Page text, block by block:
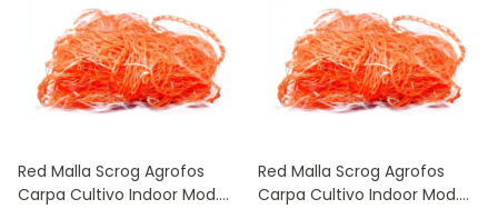
Red Malla Scrog Agrofos
Carpa Cultivo Indoor Mod.
Red Malla Scrog Agrofos
Carpa Cultivo Indoor Mod.